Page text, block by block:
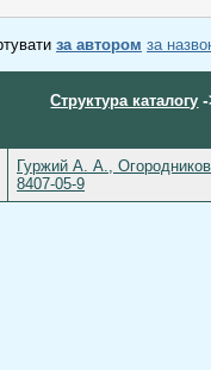
за автором за
Структура каталогу
Гуржий А. А.,
8407-05-9